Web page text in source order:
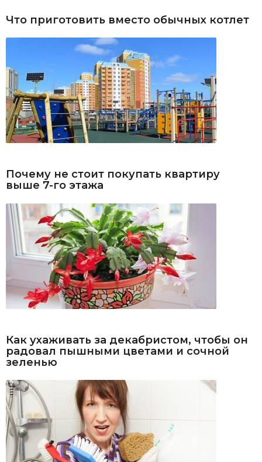
Что приготовить вместо обычных котлет
Почему не стоит покупать квартиру
выше 7-го этажа
Как ухаживать за декабристом, чтобы он
радовал пышными цветами и сочной
зеленью